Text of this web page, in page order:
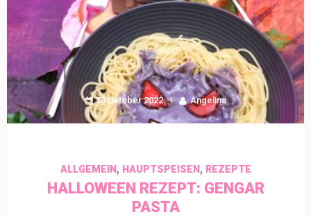
30 Oktober 2022 Angelina
ALLGEMEIN, HAUPTSPEISEN, REZEPTE
HALLOWEEN REZEPT: GENGAR
PASTA